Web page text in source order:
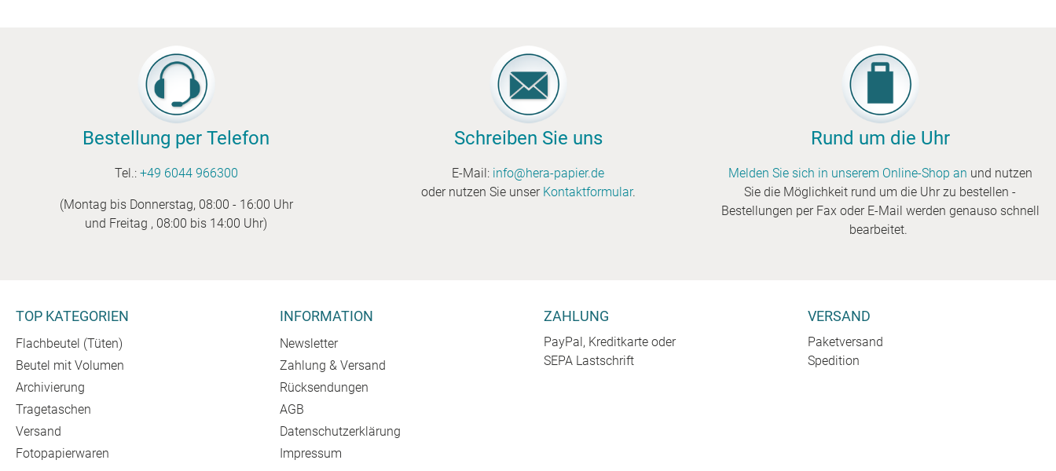
Bestellung per Telefon
Tel.: +49 6044 966300
(Montag bis Donnerstag, 08:00 - 16:00 Uhr
und Freitag , 08:00 bis 14:00 Uhr)
Schreiben Sie uns
E-Mail: info@hera-papier.de
oder nutzen Sie unser Kontaktformular.
Rund um die Uhr
Melden Sie sich in unserem Online-Shop an und nutzen
Sie die Möglichkeit rund um die Uhr zu bestellen -
Bestellungen per Fax oder E-Mail werden genauso schnell
bearbeitet.
TOP KATEGORIEN
Flachbeutel (Tüten)
Beutel mit Volumen
Archivierung
Tragetaschen
Versand
Fotopapierwaren
INFORMATION
Newsletter
Zahlung & Versand
Rücksendungen
AGB
Datenschutzerklärung
Impressum
ZAHLUNG
PayPal, Kreditkarte oder
SEPA Lastschrift
VERSAND
Paketversand
Spedition